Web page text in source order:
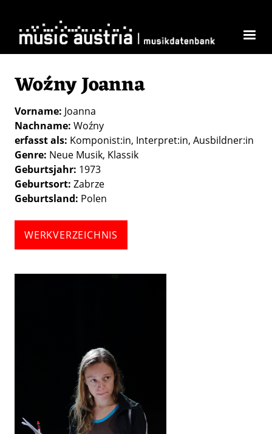
Woźny Joanna
Vorname Joanna
Nachname Woźny
erfasst als Komponist:in Interpret:in Ausbildner:in
Genre Neue Musik Klassik
Geburtsjahr 1973
Geburtsort Zabrze
Geburtsland Polen
WERKVERZEICHNIS